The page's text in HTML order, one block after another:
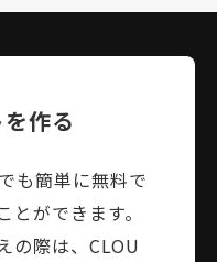
作る
も簡単に無料で
ができます。
の際は、CLOU